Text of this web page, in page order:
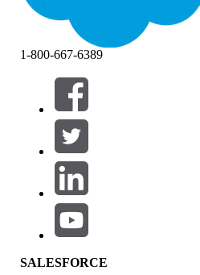
Filter (0)
FILTER AUSWÄHLEN
Produktbereich
Auswirkungen auf Funktionen
1-800-667-6389
SALESFORCE